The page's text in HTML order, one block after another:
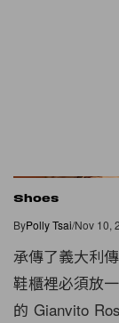
Shoes
ByPolly Tsai/Nov 10,
承傳了義大利
鞋櫃裡必須放
的 Gianvito